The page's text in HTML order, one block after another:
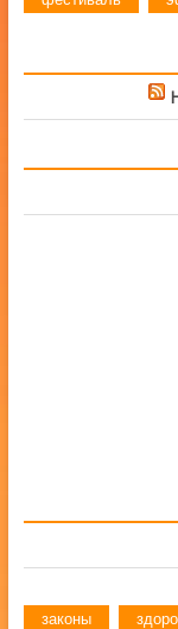
законы